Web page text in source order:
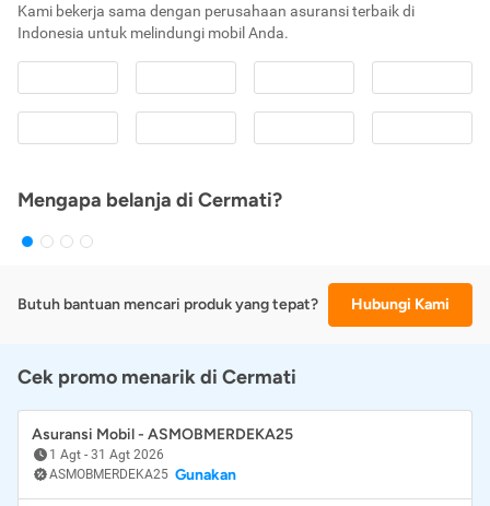
Kami bekerja sama dengan perusahaan asuransi terbaik di
Indonesia untuk melindungi mobil Anda.
Mengapa belanja di Cermati?
Butuh bantuan mencari produk yang tepat? Hubungi Kami
Cek promo menarik di Cermati
Asuransi Mobil - ASMOBMERDEKA25
1 Agt - 31 Agt 2026
ASMOBMERDEKA25 Gunakan